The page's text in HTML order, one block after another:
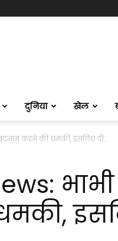
दुनिया खेल
करने की धमकी, इसलिए दी...
भाभी